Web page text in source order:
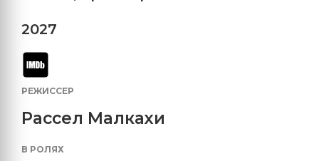
2027
РЕЖИССЕР
Рассел Малкахи
В РОЛЯХ